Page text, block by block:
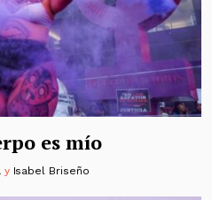
es mío
y Isabel Briseño